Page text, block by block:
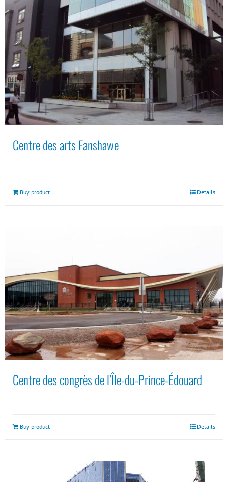
Centre des arts Fanshawe
Buy product Details
Centre des congrès de l’Île-du-Prince-Édouard
Buy product Details